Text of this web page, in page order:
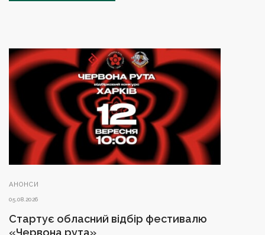
АНОНСИ
05.08.2026
Стартує обласний відбір фестивалю
«Червона рута»